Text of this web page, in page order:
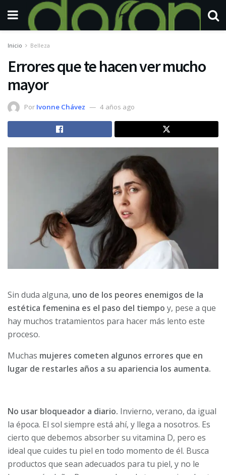
Inicio Belleza
Errores que te hacen ver mucho
mayor
Por Ivonne Chávez 4 años ago
Sin duda alguna, uno de los peores enemigos de la
estética femenina es el paso del tiempo y, pese a que
hay muchos tratamientos para hacer más lento este
proceso.
Muchas mujeres cometen algunos errores que en
lugar de restarles años a su apariencia los aumenta.
No usar bloqueador a diario. Invierno, verano, da igual
la época. El sol siempre está ahí, y llega a nosotros. Es
cierto que debemos absorber su vitamina D, pero es
ideal que cuides tu piel en todo momento de él. Busca
productos que sean adecuados para tu piel, y no le